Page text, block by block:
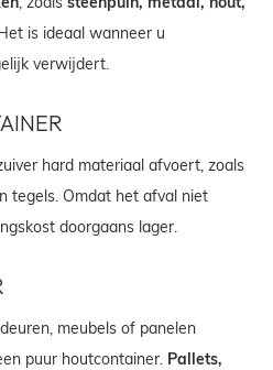
is ideaal wanneer u
verwijdert.
hard materiaal afvoert, zoals
tegels. Omdat het afval niet
doorgaans lager.
meubels of panelen
puur houtcontainer. Pallets,